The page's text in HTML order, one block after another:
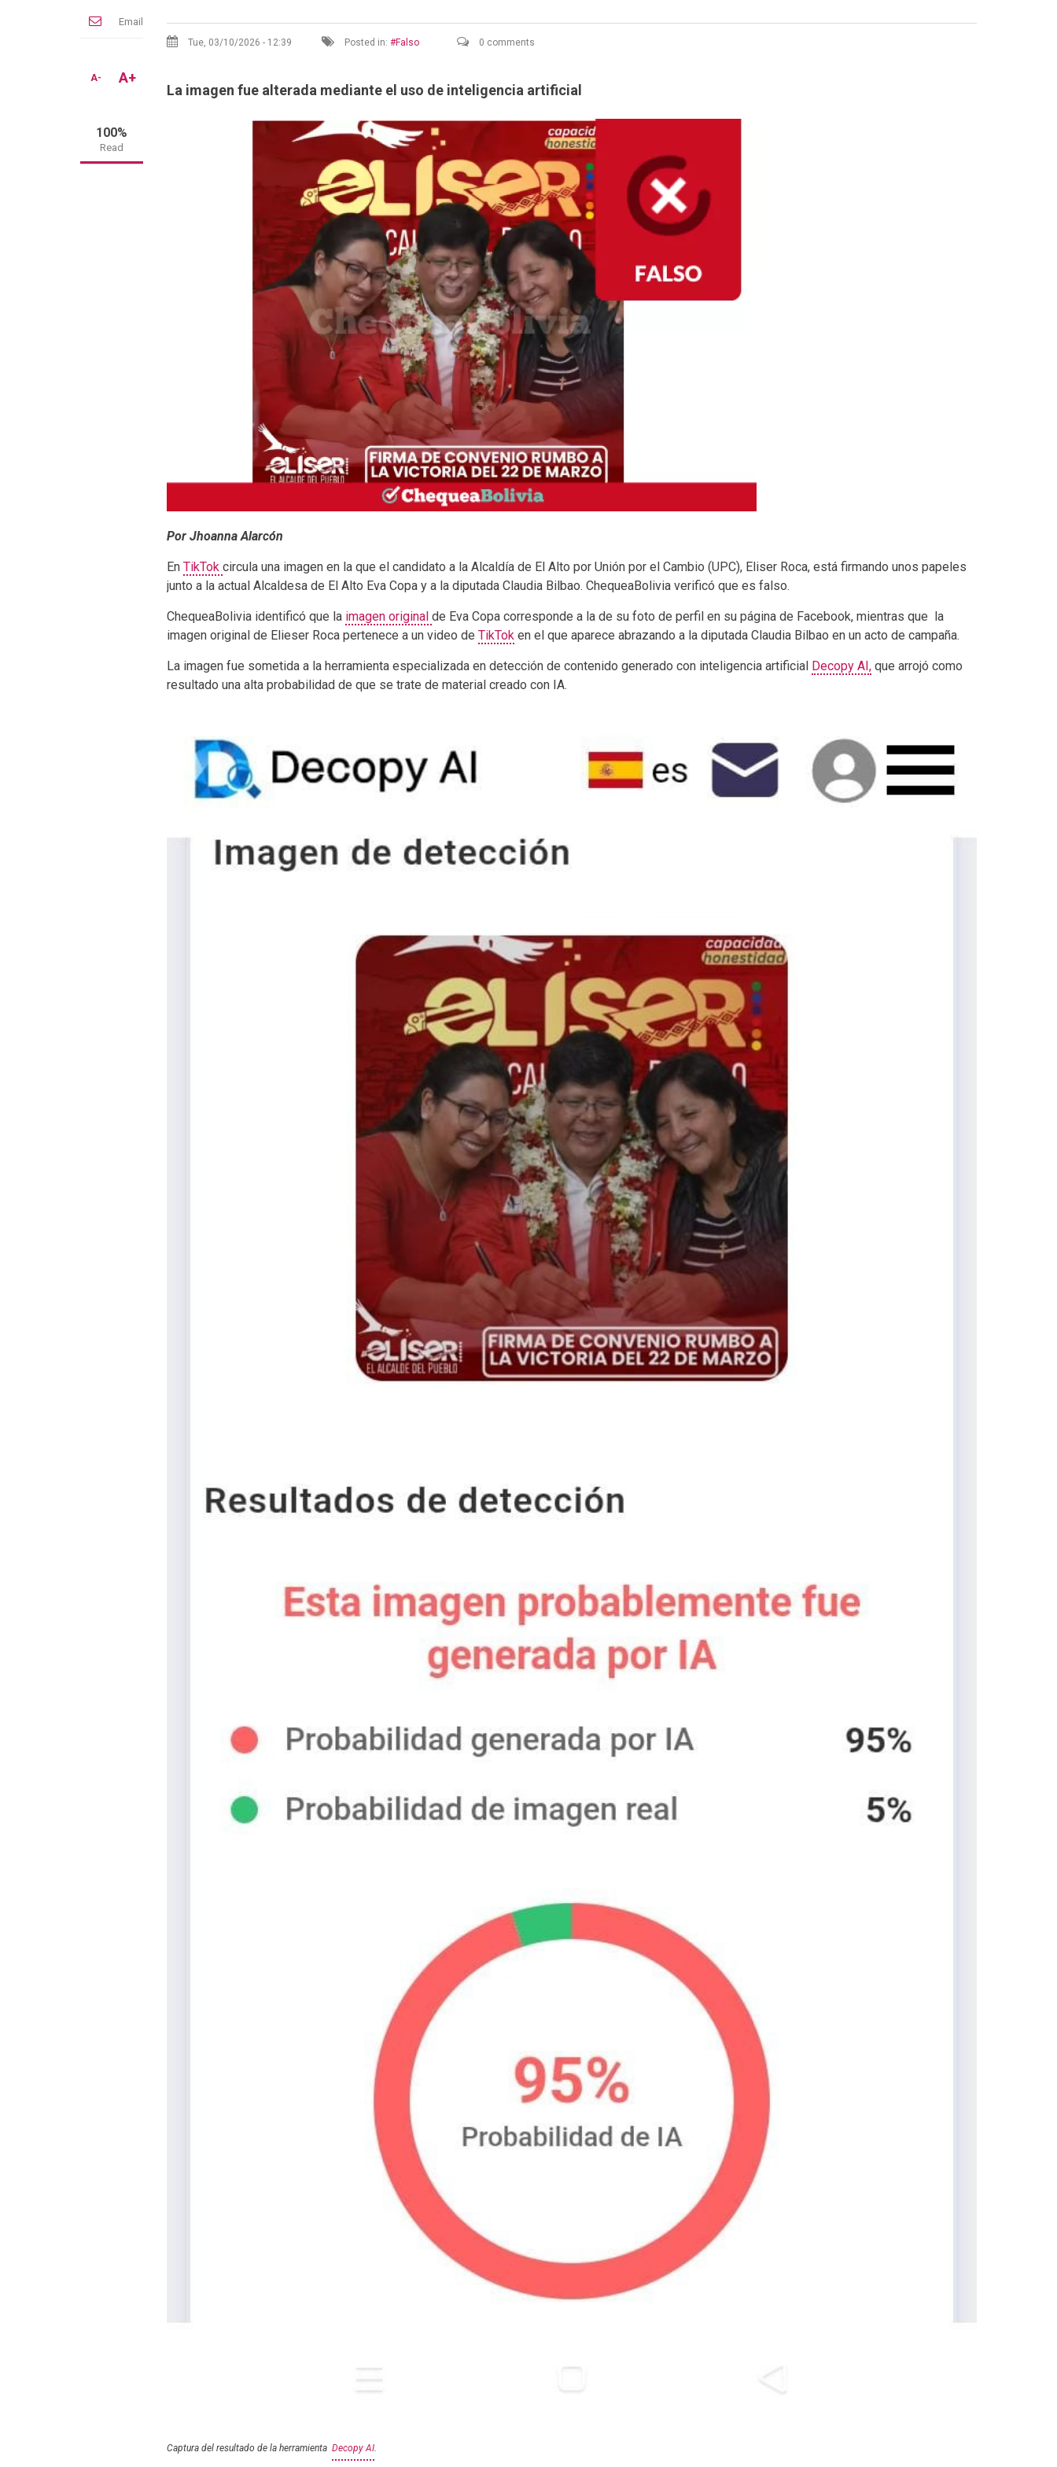
Email
A- A+
100%
Read
Tue, 03/10/2026 - 12:39 Posted in: Falso 0 comments
La imagen fue alterada mediante el uso de inteligencia artificial
Por Jhoanna Alarcón
En TikTok circula una imagen en la que el candidato a la Alcaldía de El Alto por Unión por el Cambio (UPC), Eliser Roca, está firmando unos papeles
junto a la actual Alcaldesa de El Alto Eva Copa y a la diputada Claudia Bilbao. ChequeaBolivia verificó que es falso.
ChequeaBolivia identificó que la imagen original de Eva Copa corresponde a la de su foto de perfil en su página de Facebook, mientras que la
imagen original de Elieser Roca pertenece a un video de TikTok en el que aparece abrazando a la diputada Claudia Bilbao en un acto de campaña.
La imagen fue sometida a la herramienta especializada en detección de contenido generado con inteligencia artificial Decopy AI, que arrojó como
resultado una alta probabilidad de que se trate de material creado con IA.
Captura del resultado de la herramienta Decopy AI.